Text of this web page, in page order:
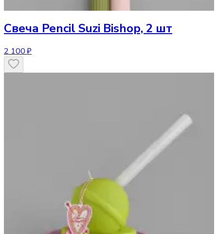
Свеча Pencil Suzi Bishop, 2 шт
2 100 ₽